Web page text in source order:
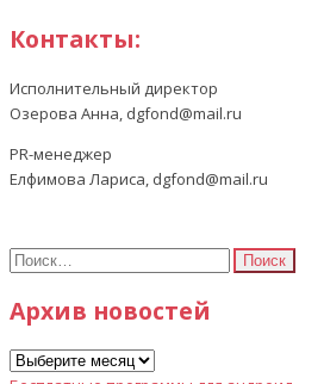
Контакты:
Исполнительный директор
Озерова Анна, dgfond@mail.ru
PR-менеджер
Елфимова Лариса, dgfond@mail.ru
Найти:
Архив новостей
Архив